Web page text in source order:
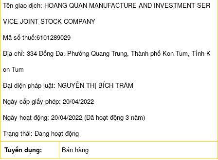
Tên giao dịch: HOANG QUAN MANUFACTURE AND INVESTMENT SER
VICE JOINT STOCK COMPANY
Mã số thuế:6101289029
Địa chỉ: 334 Đống Đa, Phường Quang Trung, Thành phố Kon Tum, Tỉnh K
on Tum
Đại diện pháp luật: NGUYỄN THỊ BÍCH TRÂM
Ngày cấp giấy phép: 20/04/2022
Ngày hoạt động: 20/04/2022 (Đã hoạt động 3 năm)
Trạng thái: Đang hoạt động
Tuyển dụng:
Bán hàng